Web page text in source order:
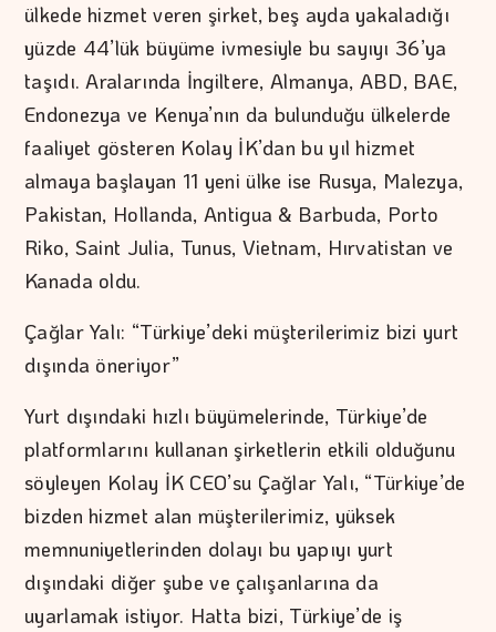
ülkede hizmet veren şirket, beş ayda yakaladığı
yüzde 44’lük büyüme ivmesiyle bu sayıyı 36’ya
taşıdı. Aralarında İngiltere, Almanya, ABD, BAE,
Endonezya ve Kenya’nın da bulunduğu ülkelerde
faaliyet gösteren Kolay İK’dan bu yıl hizmet
almaya başlayan 11 yeni ülke ise Rusya, Malezya,
Pakistan, Hollanda, Antigua & Barbuda, Porto
Riko, Saint Julia, Tunus, Vietnam, Hırvatistan ve
Kanada oldu.
Çağlar Yalı: “Türkiye’deki müşterilerimiz bizi yurt
dışında öneriyor”
Yurt dışındaki hızlı büyümelerinde, Türkiye’de
platformlarını kullanan şirketlerin etkili olduğunu
söyleyen Kolay İK CEO’su Çağlar Yalı, “Türkiye’de
bizden hizmet alan müşterilerimiz, yüksek
memnuniyetlerinden dolayı bu yapıyı yurt
dışındaki diğer şube ve çalışanlarına da
uyarlamak istiyor. Hatta bizi, Türkiye’de iş